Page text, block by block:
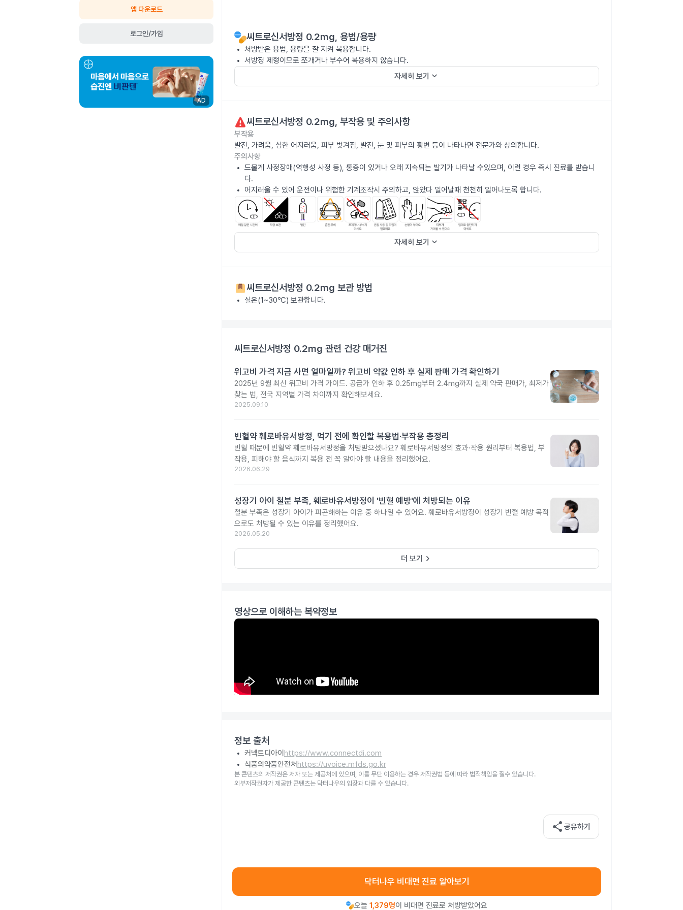
앱 다운로드
로그인/가입
AD
씨트로신서방정 0.2mg, 용법/용량
처방받은 용법, 용량을 잘 지켜 복용합니다.
서방정 제형이므로 쪼개거나 부수어 복용하지 않습니다.
자세히 보기 keyboard_arrow_down
씨트로신서방정 0.2mg, 부작용 및 주의사항
부작용
발진, 가려움, 심한 어지러움, 피부 벗겨짐, 발진, 눈 및 피부의 황변 등이 나타나면 전문가와 상의합니다.
주의사항
드물게 사정장애(역행성 사정 등), 통증이 있거나 오래 지속되는 발기가 나타날 수있으며, 이런 경우 즉시 진료를 받습니
다.
어지러울 수 있어 운전이나 위험한 기계조작시 주의하고, 앉았다 일어날때 천천히 일어나도록 합니다.
자세히 보기 keyboard_arrow_down
씨트로신서방정 0.2mg 보관 방법
실온(1~30℃) 보관합니다.
씨트로신서방정 0.2mg 관련 건강 매거진
위고비 가격 지금 사면 얼마일까? 위고비 약값 인하 후 실제 판매 가격 확인하기
2025년 9월 최신 위고비 가격 가이드. 공급가 인하 후 0.25mg부터 2.4mg까지 실제 약국 판매가, 최저가
찾는 법, 전국 지역별 가격 차이까지 확인해보세요.
2025.09.10
빈혈약 훼로바유서방정, 먹기 전에 확인할 복용법·부작용 총정리
빈혈 때문에 빈혈약 훼로바유서방정을 처방받으셨나요? 훼로바유서방정의 효과·작용 원리부터 복용법, 부
작용, 피해야 할 음식까지 복용 전 꼭 알아야 할 내용을 정리했어요.
2026.06.29
성장기 아이 철분 부족, 훼로바유서방정이 '빈혈 예방'에 처방되는 이유
철분 부족은 성장기 아이가 피곤해하는 이유 중 하나일 수 있어요. 훼로바유서방정이 성장기 빈혈 예방 목적
으로도 처방될 수 있는 이유를 정리했어요.
2026.05.20
더 보기 keyboard_arrow_right
영상으로 이해하는 복약정보
정보 출처
커넥트디아이 https://www.connectdi.com
식품의약품안전처 https://uvoice.mfds.go.kr
본 콘텐츠의 저작권은 저자 또는 제공처에 있으며, 이를 무단 이용하는 경우 저작권법 등에 따라 법적책임을 질수 있습니다.
외부저작권자가 제공한 콘텐츠는 닥터나우의 입장과 다를 수 있습니다.
share 공유하기
닥터나우 비대면 진료 알아보기
오늘 1,379명이 비대면 진료로 처방받았어요